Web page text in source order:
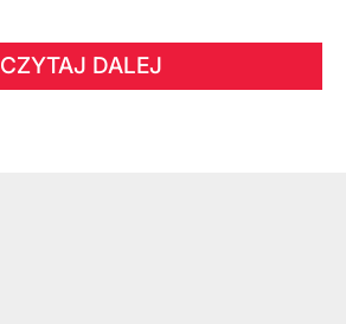
CZYTAJ DALEJ